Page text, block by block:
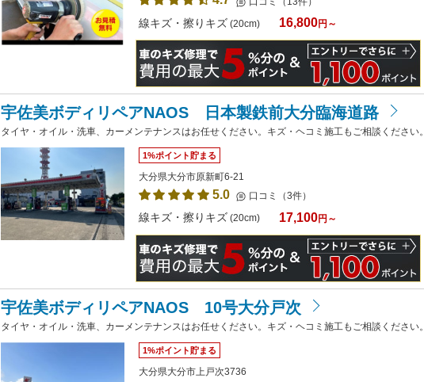
線キズ・擦りキズ(20cm) 16,800円～
宇佐美ボディリペアNAOS 日本製鉄前大分臨海道路
タイヤ・オイル・洗車、カーメンテナンスはお任せください。キズ・ヘコミ施工もご相談ください。
1%ポイント貯まる
大分県大分市原新町6-21
5.0 口コミ（3件）
線キズ・擦りキズ (20cm) 17,100円～
宇佐美ボディリペアNAOS 10号大分戸次
タイヤ・オイル・洗車、カーメンテナンスはお任せください。キズ・ヘコミ施工もご相談ください。
1%ポイント貯まる
大分県大分市上戸次3736